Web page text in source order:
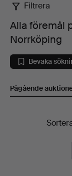
Alla
föremål
på
Gomér
Filtrera
Alla föremål
Norrköping
Bevaka
Pågående
Pågående